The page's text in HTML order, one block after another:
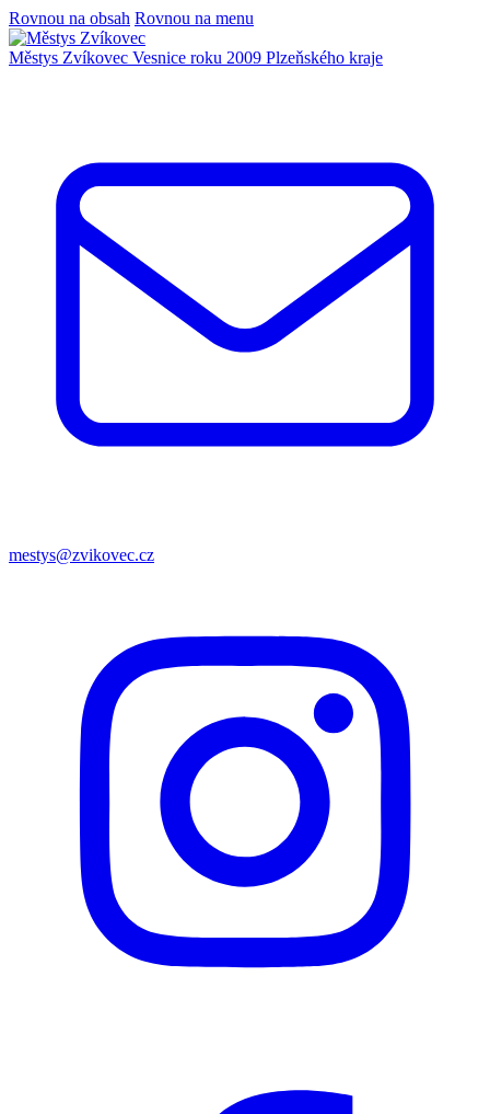
Rovnou na obsah Rovnou na menu
Městys Zvíkovec Vesnice roku 2009 Plzeňského kraje
mestys@zvikovec.cz